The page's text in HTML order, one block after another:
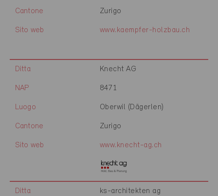
Cantone Zurigo
Sito web www.kaempfer-holzbau.ch
Ditta Knecht AG
NAP 8471
Luogo Oberwil (Dägerlen)
Cantone Zurigo
Sito web www.knecht-ag.ch
Ditta ks-architekten ag